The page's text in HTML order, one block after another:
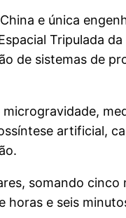
e única
Tripulada da
de sistemas de
artificial,
somando cinco
horas e seis